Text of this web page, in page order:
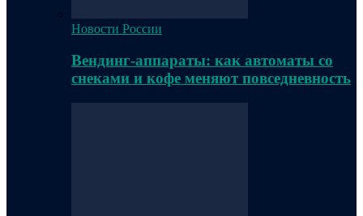
Новости России
Вендинг-аппараты: как автоматы со
снеками и кофе меняют повседневность